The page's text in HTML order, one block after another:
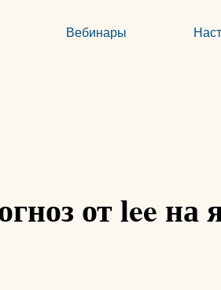
Вебинары
от lee на